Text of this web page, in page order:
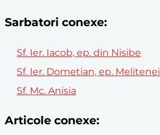
Sarbatori conexe:
Sf. Ier. Iacob, ep. din Nisibe
Sf. Ier. Dometian, ep. Melitenei
Sf. Mc. Anisia
Articole conexe: